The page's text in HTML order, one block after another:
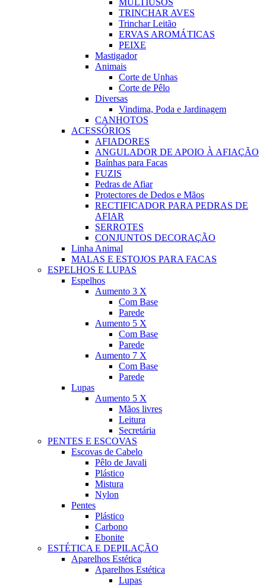
MULTIUSOS
TRINCHAR AVES
Trinchar Leitão
ERVAS AROMÁTICAS
PEIXE
Mastigador
Animais
Corte de Unhas
Corte de Pêlo
Diversas
Vindima, Poda e Jardinagem
CANHOTOS
ACESSÓRIOS
AFIADORES
ANGULADOR DE APOIO À AFIAÇÃO
Baínhas para Facas
FUZIS
Pedras de Afiar
Protectores de Dedos e Mãos
RECTIFICADOR PARA PEDRAS DE
AFIAR
SERROTES
CONJUNTOS DECORAÇÃO
Linha Animal
MALAS E ESTOJOS PARA FACAS
ESPELHOS E LUPAS
Espelhos
Aumento 3 X
Com Base
Parede
Aumento 5 X
Com Base
Parede
Aumento 7 X
Com Base
Parede
Lupas
Aumento 5 X
Mãos livres
Leitura
Secretária
PENTES E ESCOVAS
Escovas de Cabelo
Pêlo de Javali
Plástico
Mistura
Nylon
Pentes
Plástico
Carbono
Ebonite
ESTÉTICA E DEPILAÇÃO
Aparelhos Estética
Aparelhos Estética
Lupas